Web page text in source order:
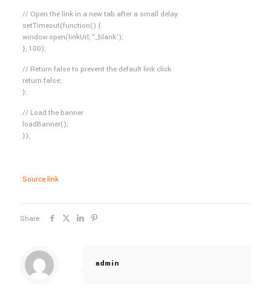
// Open the link in a new tab after a small delay
setTimeout(function() {
window.open(linkUrl, “_blank’);
}, 100);
// Return false to prevent the default link click
return false;
};
// Load the banner
loadBanner();
});
Source link
Share
admin